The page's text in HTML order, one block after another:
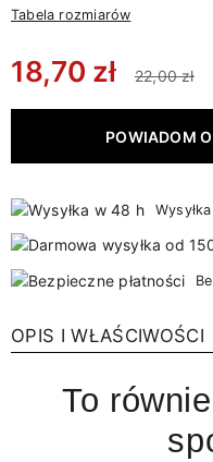
Tabela rozmiarów
18,70 zł 22,00 zł
POWIADOM
OPIS I WŁAŚCIWOŚCI
To